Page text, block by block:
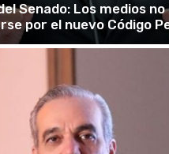
Senado: Los medios no
por el nuevo Código